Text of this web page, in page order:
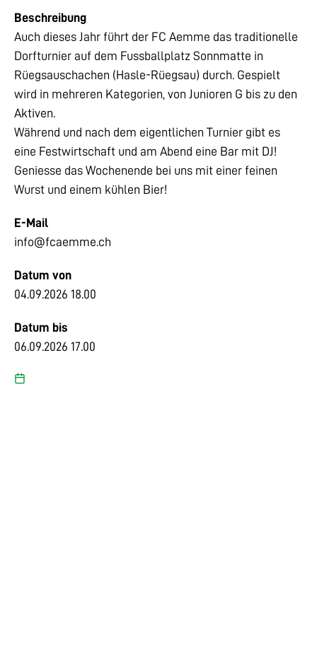
Beschreibung
Auch dieses Jahr führt der FC Aemme das traditionelle
Dorfturnier auf dem Fussballplatz Sonnmatte in
Rüegsauschachen (Hasle-Rüegsau) durch. Gespielt
wird in mehreren Kategorien, von Junioren G bis zu den
Aktiven.
Während und nach dem eigentlichen Turnier gibt es
eine Festwirtschaft und am Abend eine Bar mit DJ!
Geniesse das Wochenende bei uns mit einer feinen
Wurst und einem kühlen Bier!
E-Mail
info@fcaemme.ch
Datum von
04.09.2026 18.00
Datum bis
06.09.2026 17.00